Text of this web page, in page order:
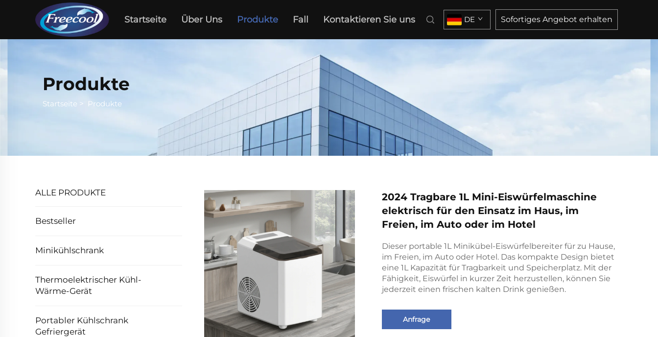
Startseite Über Uns Produkte Fall Kontaktieren Sie uns DE Sofortiges Angebot erhalten
Produkte
Startseite > Produkte
ALLE PRODUKTE
Bestseller
Minikühlschrank
Thermoelektrischer Kühl-
Wärme-Gerät
Portabler Kühlschrank
Gefriergerät
2024 Tragbare 1L Mini-Eiswürfelmaschine
elektrisch für den Einsatz im Haus, im
Freien, im Auto oder im Hotel
Dieser portable 1L Minikübel-Eiswürfelbereiter für zu Hause,
im Freien, im Auto oder Hotel. Das kompakte Design bietet
eine 1L Kapazität für Tragbarkeit und Speicherplatz. Mit der
Fähigkeit, Eiswürfel in kurzer Zeit herzustellen, können Sie
jederzeit einen frischen kalten Drink genießen.
Anfrage